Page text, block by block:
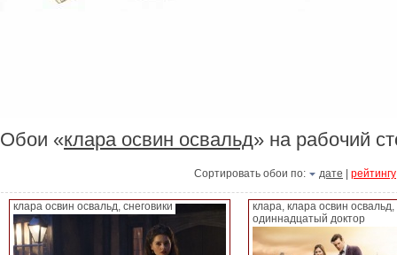
Обои «клара освин освальд» на рабочий
Сортировать обои по: дате рейтингу
клара освин освальд, снеговики
клара, клара освин освальд,
одиннадцатый доктор